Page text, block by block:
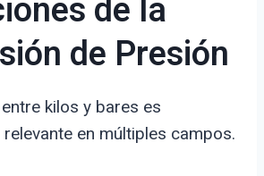
de la
de Presión
kilos y bares es
en múltiples campos.